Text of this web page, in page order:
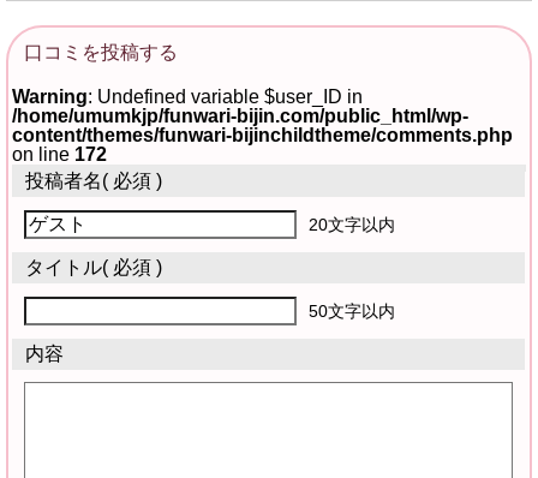
口コミを投稿する
Warning : Undefined variable $user_ID in
/home/umumkjp/funwari-bijin.com/public_html/wp-
content/themes/funwari-bijinchildtheme/comments.php
on line 172
投稿者名( 必須 )
20文字以内
タイトル( 必須 )
50文字以内
内容